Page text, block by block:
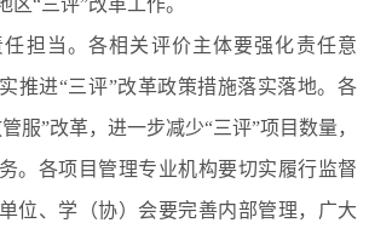
“三评”改革工作。
当。各相关评价主体要强化责任意
推进“三评”改革政策措施落实落地。各
服”改革，进一步减少“三评”项目数量，
。各项目管理专业机构要切实履行监督
位、学（协）会要完善内部管理，广大